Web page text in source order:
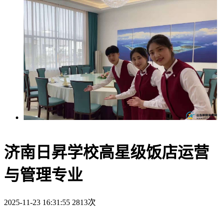
济南日昇学校高星级饭店运营
与管理专业
2025-11-23 16:31:55 2813次